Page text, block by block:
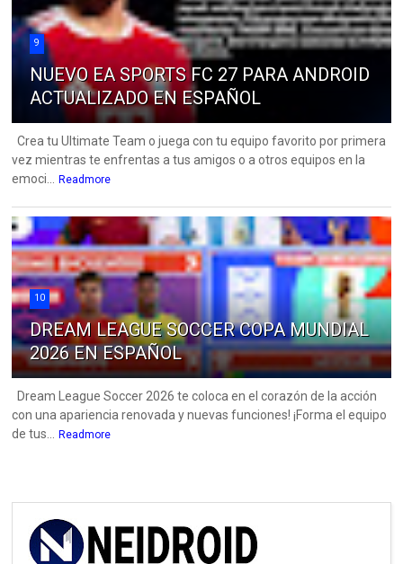
9
NUEVO EA SPORTS FC 27 PARA ANDROID
ACTUALIZADO EN ESPAÑOL
Crea tu Ultimate Team o juega con tu equipo favorito por primera
vez mientras te enfrentas a tus amigos o a otros equipos en la
emoci... Readmore
10
DREAM LEAGUE SOCCER COPA MUNDIAL
2026 EN ESPAÑOL
Dream League Soccer 2026 te coloca en el corazón de la acción
con una apariencia renovada y nuevas funciones! ¡Forma el equipo
de tus... Readmore